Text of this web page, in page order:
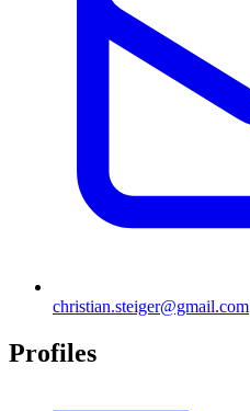
christian.steiger@gmail.com
Profiles